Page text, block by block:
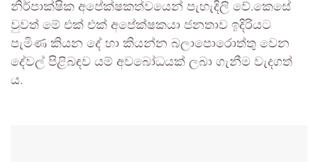
නිර්පාක්ෂික අපේක්ෂකත්වයෙන් පැහැදිලි වේ.කෙසේ
වුවත් මේ එක් එක් අපේක්ෂකයා ජනතාව ඉදිරියට
පැමිණ කියන දේ හා කියන්න බලාපොරොත්තු වෙන
දේවල් පිළිබඳව යම් අවබෝධයක් ලබා ගැනීම වැදගත්‍
ය.